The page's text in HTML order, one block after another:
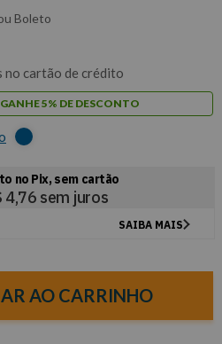
Boleto
no cartão de crédito
5% DE DESCONTO
AO CARRINHO